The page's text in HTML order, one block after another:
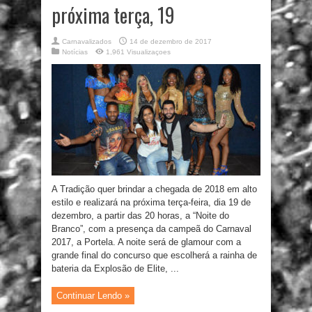
próxima terça, 19
Carnavalizados
14 de dezembro de 2017
Notícias
1,961 Visualizaçoes
A Tradição quer brindar a chegada de 2018 em alto
estilo e realizará na próxima terça-feira, dia 19 de
dezembro, a partir das 20 horas, a “Noite do
Branco”, com a presença da campeã do Carnaval
2017, a Portela. A noite será de glamour com a
grande final do concurso que escolherá a rainha de
bateria da Explosão de Elite, ...
Continuar Lendo »